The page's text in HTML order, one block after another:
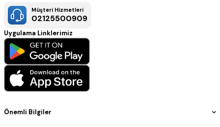
Önemli Bilgiler
Müşteri Hizmetleri
02125500909
Uygulama Linklerimiz